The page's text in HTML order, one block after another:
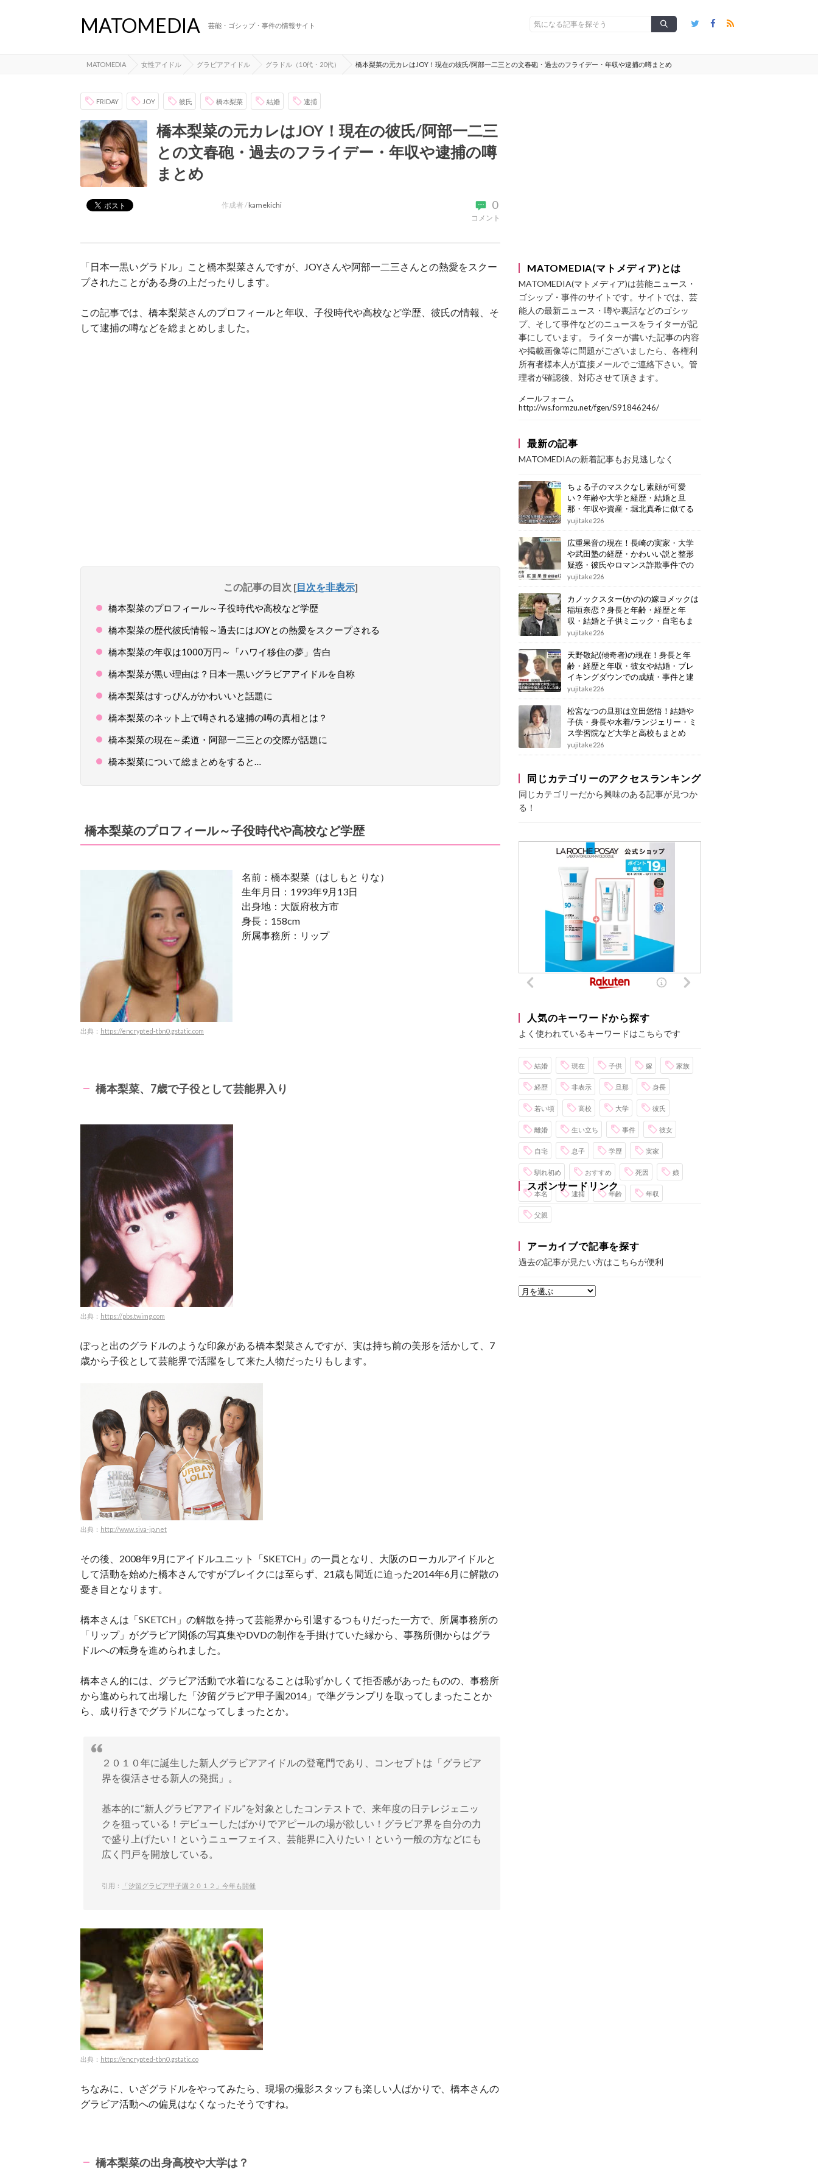
MATOMEDIA 芸能・ゴシップ・事件の情報サイト
MATOMEDIA 女性アイドル グラビアアイドル グラドル（10代・20代） 橋本梨菜の元カレはJOY！現在の彼氏/阿部一二三との文春砲・過去のフライデー・年収や逮捕の噂まとめ
FRIDAY JOY 彼氏 橋本梨菜 結婚 逮捕
橋本梨菜の元カレはJOY！現在の彼氏/阿部一二三
との文春砲・過去のフライデー・年収や逮捕の噂
まとめ
0
コメント
作成者 / kamekichi
「日本一黒いグラドル」こと橋本梨菜さんですが、JOYさんや阿部一二三さんとの熱愛をスクー
プされたことがある身の上だったりします。
この記事では、橋本梨菜さんのプロフィールと年収、子役時代や高校など学歴、彼氏の情報、そ
して逮捕の噂などを総まとめしました。
この記事の目次 [目次を非表示]
橋本梨菜のプロフィール～子役時代や高校など学歴
橋本梨菜の歴代彼氏情報～過去にはJOYとの熱愛をスクープされる
橋本梨菜の年収は1000万円～「ハワイ移住の夢」告白
橋本梨菜が黒い理由は？日本一黒いグラビアアイドルを自称
橋本梨菜はすっぴんがかわいいと話題に
橋本梨菜のネット上で噂される逮捕の噂の真相とは？
橋本梨菜の現在～柔道・阿部一二三との交際が話題に
橋本梨菜について総まとめをすると…
橋本梨菜のプロフィール～子役時代や高校など学歴
出典： https://encrypted-tbn0.gstatic.com
名前：橋本梨菜（はしもと りな）
生年月日：1993年9月13日
出身地：大阪府枚方市
身長：158cm
所属事務所：リップ
橋本梨菜、7歳で子役として芸能界入り
出典： https://pbs.twimg.com
ぽっと出のグラドルのような印象がある橋本梨菜さんですが、実は持ち前の美形を活かして、7
歳から子役として芸能界で活躍をして来た人物だったりもします。
出典： http://www.siva-jp.net
その後、2008年9月にアイドルユニット「SKETCH」の一員となり、大阪のローカルアイドルと
して活動を始めた橋本さんですがブレイクには至らず、21歳も間近に迫った2014年6月に解散の
憂き目となります。
橋本さんは「SKETCH」の解散を持って芸能界から引退するつもりだった一方で、所属事務所の
「リップ」がグラビア関係の写真集やDVDの制作を手掛けていた縁から、事務所側からはグラ
ドルへの転身を進められました。
橋本さん的には、グラビア活動で水着になることは恥ずかしくて拒否感があったものの、事務所
から進められて出場した「汐留グラビア甲子園2014」で準グランプリを取ってしまったことか
ら、成り行きでグラドルになってしまったとか。
２０１０年に誕生した新人グラビアアイドルの登竜門であり、コンセプトは「グラビア
界を復活させる新人の発掘」。
基本的に“新人グラビアアイドル”を対象としたコンテストで、来年度の日テレジェニッ
クを狙っている！デビューしたばかりでアピールの場が欲しい！グラビア界を自分の力
で盛り上げたい！というニューフェイス、芸能界に入りたい！という一般の方などにも
広く門戸を開放している。
引用： 「汐留グラビア甲子園２０１２」今年も開催
出典： https://encrypted-tbn0.gstatic.co
ちなみに、いざグラドルをやってみたら、現場の撮影スタッフも楽しい人ばかりで、橋本さんの
グラビア活動への偏見はなくなったそうですね。
橋本梨菜の出身高校や大学は？
MATOMEDIA(マトメディア)とは
MATOMEDIA(マトメディア)は芸能ニュース・
ゴシップ・事件のサイトです。サイトでは、芸
能人の最新ニュース・噂や裏話などのゴシッ
プ、そして事件などのニュースをライターが記
事にしています。 ライターが書いた記事の内容
や掲載画像等に問題がございましたら、各権利
所有者様本人が直接メールでご連絡下さい。管
理者が確認後、対応させて頂きます。
メールフォーム
http://ws.formzu.net/fgen/S91846246/
最新の記事
MATOMEDIAの新着記事もお見逃しなく
ちょる子のマスクなし素顔が可愛
い？年齢や大学と経歴・結婚と旦
那・年収や資産・堀北真希に似てる
画像もまとめ
yujitake226
広重果音の現在！長崎の実家・大学
や武田塾の経歴・かわいい説と整形
疑惑・彼氏やロマンス詐欺事件での
逮捕もまとめ
yujitake226
カノックスター(かの)の嫁ヨメックは
稲垣奈恋？身長と年齢・経歴と年
収・結婚と子供ミニック・自宅もま
とめ
yujitake226
天野敬紀(傾奇者)の現在！身長と年
齢・経歴と年収・彼女や結婚・ブレ
イキングダウンでの成績・事件と逮
捕もまとめ
yujitake226
松宮なつの旦那は立田悠悟！結婚や
子供・身長や水着/ランジェリー・ミ
ス学習院など大学と高校もまとめ
yujitake226
同じカテゴリーのアクセスランキング
同じカテゴリーだから興味のある記事が見つか
る！
人気のキーワードから探す
よく使われているキーワードはこちらです
結婚 現在 子供 嫁 家族
経歴 非表示 旦那 身長
若い頃 高校 大学 彼氏
離婚 生い立ち 事件 彼女
自宅 息子 学歴 実家
馴れ初め おすすめ 死因 娘
本名 逮捕 年齢 年収
父親
アーカイブで記事を探す
過去の記事が見たい方はこちらが便利
スポンサードリンク